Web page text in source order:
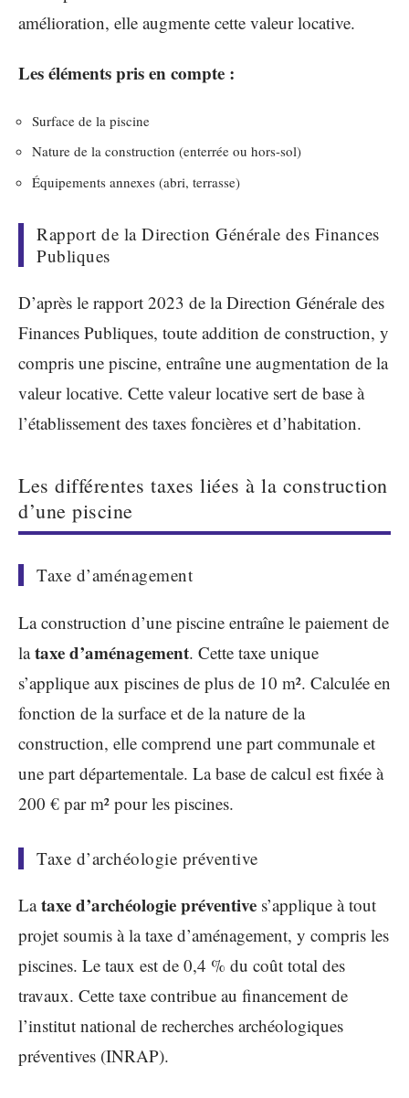
amélioration, elle augmente cette valeur locative.
Les éléments pris en compte :
Surface de la piscine
Nature de la construction (enterrée ou hors-sol)
Équipements annexes (abri, terrasse)
Rapport de la Direction Générale des Finances
Publiques
D’après le rapport 2023 de la Direction Générale des
Finances Publiques, toute addition de construction, y
compris une piscine, entraîne une augmentation de la
valeur locative. Cette valeur locative sert de base à
l’établissement des taxes foncières et d’habitation.
Les différentes taxes liées à la construction
d’une piscine
Taxe d’aménagement
La construction d’une piscine entraîne le paiement de
lataxe d’aménagement. Cette taxe unique
s’applique aux piscines de plus de 10 m². Calculée en
fonction de la surface et de la nature de la
construction, elle comprend une part communale et
une part départementale. La base de calcul est fixée à
200 € par m² pour les piscines.
Taxe d’archéologie préventive
Lataxe d’archéologie préventive s’applique à tout
projet soumis à la taxe d’aménagement, y compris les
piscines. Le taux est de 0,4 % du coût total des
travaux. Cette taxe contribue au financement de
l’institut national de recherches archéologiques
préventives (INRAP).